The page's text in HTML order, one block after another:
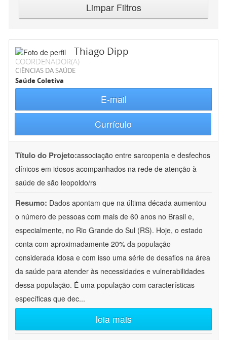
Limpar Filtros
Thiago Dipp
COORDENADOR(A)
CIÊNCIAS DA SAÚDE
Saúde Coletiva
E-mail
Currículo
Título do Projeto:associação entre sarcopenia e desfechos
clínicos em idosos acompanhados na rede de atenção à
saúde de são leopoldo/rs
Resumo: Dados apontam que na última década aumentou
o número de pessoas com mais de 60 anos no Brasil e,
especialmente, no Rio Grande do Sul (RS). Hoje, o estado
conta com aproximadamente 20% da população
considerada idosa e com isso uma série de desafios na área
da saúde para atender às necessidades e vulnerabilidades
dessa população. É uma população com características
específicas que dec...
leia mais